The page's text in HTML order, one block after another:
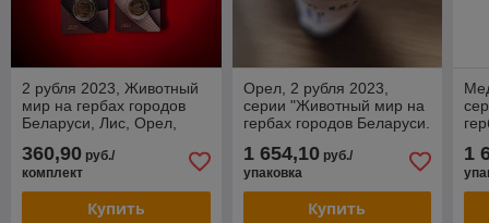
2 рубля 2023, Животный
мир на гербах городов
Беларуси, Лис, Орел,
блистере)
360,90 руб./
комплект
Купить
Орел, 2 рубля 2023,
серии "Животный мир на
гербах городов Беларуси.
монетного двора)
1 654,10руб./
упаковка
Купить
в
1